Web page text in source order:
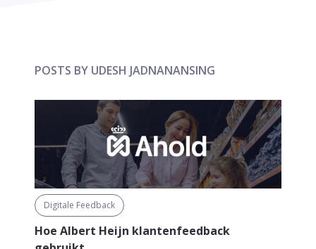
POSTS BY UDESH JADNANANSING
Digitale Feedback
Hoe Albert Heijn klantenfeedback